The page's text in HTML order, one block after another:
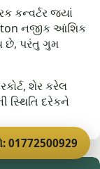
કન્વર્ટર જ્યાં
નજીક આંશિક
છે, પરંતુ ગુમ
શેર કરેલ
સ્થિતિ દરેકને
01772500929